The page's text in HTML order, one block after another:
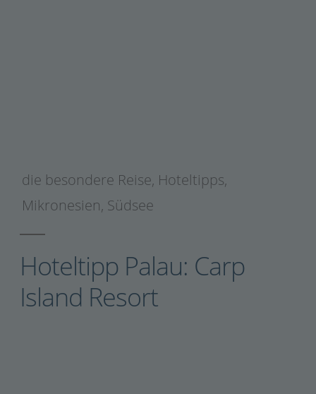
die besondere Reise, Hoteltipps,
Mikronesien, Südsee
Hoteltipp Palau: Carp
Island Resort